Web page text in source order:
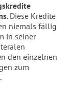
. Diese Kredite
niemals fällig
in seiner
den einzelnen
zum